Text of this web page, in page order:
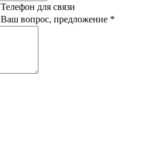
Телефон для связи
Ваш вопрос, предложение *